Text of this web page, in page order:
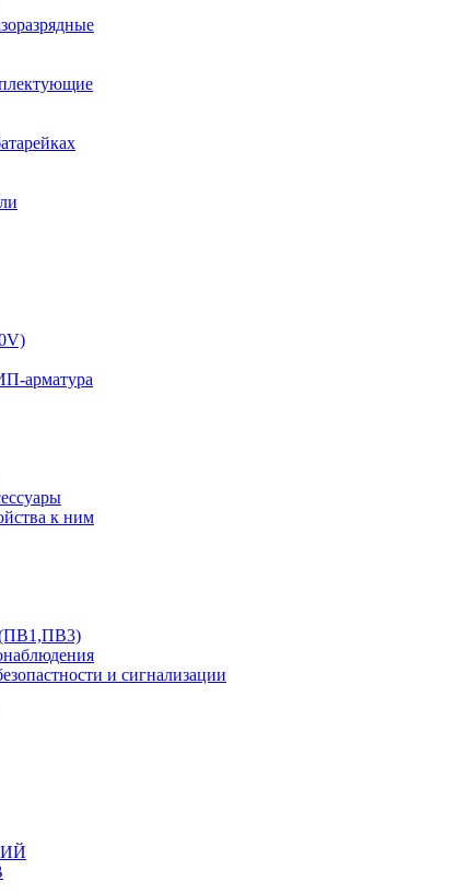
арматура
к ним
(ПВ1,ПВ3)
и сигнализации